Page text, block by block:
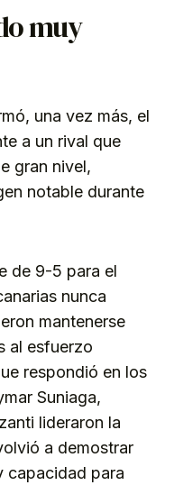
muy
una vez más, el
a un rival que
gran nivel,
notable durante
de 9-5 para el
nunca
mantenerse
al esfuerzo
respondió en los
Suniaga,
lideraron la
a demostrar
capacidad para